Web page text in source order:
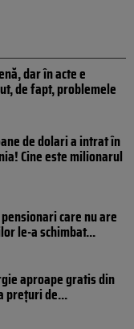
dar în acte e
de fapt, problemele
de dolari a intrat în
Cine este milionarul
care nu are
le-a schimbat...
aproape gratis din
prețuri de...